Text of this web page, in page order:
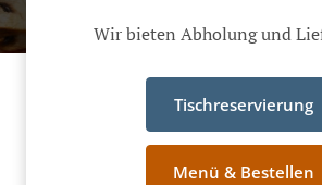
Wir bieten Abholung und
Tischreservierung
Menü & Bestellen